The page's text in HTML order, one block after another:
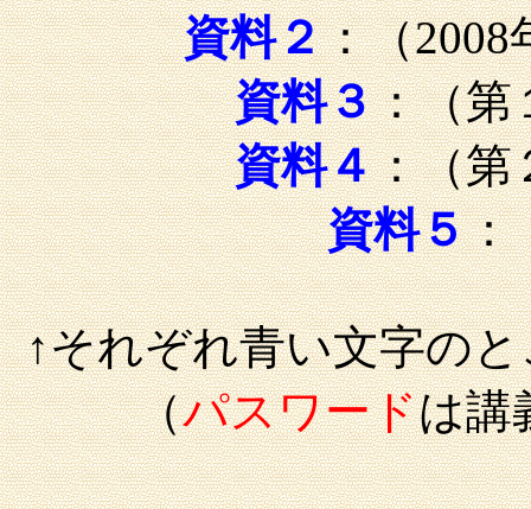
資料２：（2008
資料３：（第
資料４：（第
資料５：
↑それぞれ青い文字の
（パスワードは講